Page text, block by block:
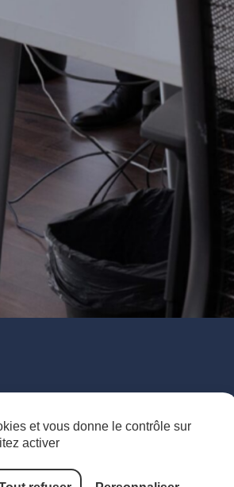
et vous donne le contrôle sur
activer